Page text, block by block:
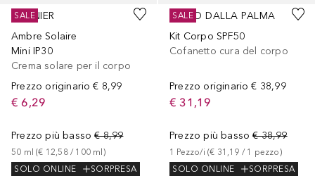
GARNIER
Ambre Solaire
Mini IP30
Crema solare per il corpo
Prezzo originario € 8,99
€ 6,29
Prezzo più basso € 8,99
50 ml (€ 12,58 / 100 ml)
SOLO ONLINE
SORPRESA
SALE
DIEGO DALLA PALMA
Kit Corpo SPF50
Cofanetto cura del corpo
Prezzo originario € 38,99
€ 31,19
Prezzo più basso € 38,99
1 Pezzo/i (€ 31,19 / 1 pezzo)
SOLO ONLINE
SORPRESA
SALE
+3